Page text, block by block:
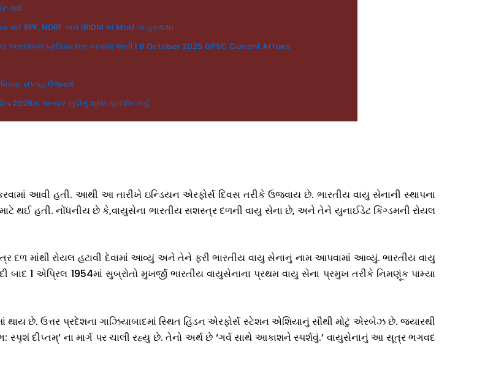
થશે
માટે RPF, NDRF અને IRIDM એ MoU પર હસ્તાક્ષર
અરુણાચલ પ્રદેશમાં શરૂ કરવામાં આવી | 8 October 2025 GPSC Current Affairs
સપ્તાહ ઉજવાશે
2025માં અત્યાર સુધીનું શ્રેષ્ઠ પ્રદર્શન કર્યું
આવી હતી. આથી આ તારીખે ઇન્ડિયન એરફોર્સ દિવસ તરીકે ઉજવાય છે. ભારતીય વાયુ સેનાની સ્થાપના
માટે થઈ હતી. નોંધનીય છે કે,વાયુસેના ભારતીય સશસ્ત્ર દળની વાયુ સેના છે, અને તેને યુનાઈડેટ કિંગ્ડમની રોયલ
દળ માંથી રોયલ હટાવી દેવામાં આવ્યું અને તેને ફરી ભારતીય વાયુ સેનાનું નામ આપવામાં આવ્યું. ભારતીય વાયુ
બાદ 1 એપ્રિલ 1954માં સુબ્રોતો મુખર્જી ભારતીય વાયુસેનાના પ્રથમ વાયુ સેના પ્રમુખ તરીકે નિમણૂંક પામ્યા
થાય છે. ઉત્તર પ્રદેશના ગાઝિયાબાદમાં સ્થિત હિંડન એરફોર્સ સ્ટેશન એશિયાનું સૌથી મોટું એરબેઝ છે. જ્યારથી
દીપ્તમ્’ ના માર્ગ પર ચાલી રહ્યુ છે. તેનો અર્થ છે ‘ગર્વ સાથે આકાશને સ્પર્શવું.’ વાયુસેનાનું આ સૂત્ર ભગવદ